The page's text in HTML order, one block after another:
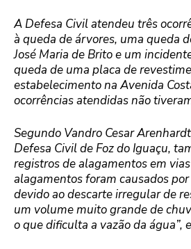
A Defesa Civil atendeu três
à queda de árvores, uma queda
José Maria de Brito e um
queda de uma placa de
estabelecimento na Avenida
ocorrências atendidas não
Segundo Vandro Cesar
Defesa Civil de Foz do Iguaçu,
registros de alagamentos em
alagamentos foram causados
devido ao descarte irregular de
um volume muito grande de
o que dificulta a vazão da água”,